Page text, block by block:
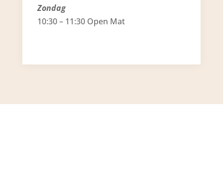
Zondag
10:30 – 11:30 Open Mat